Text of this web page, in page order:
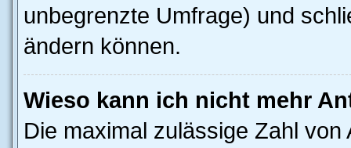
unbegrenzte Umfrage) und
ändern können.
Wieso kann ich nicht mehr
Die maximal zulässige Zahl